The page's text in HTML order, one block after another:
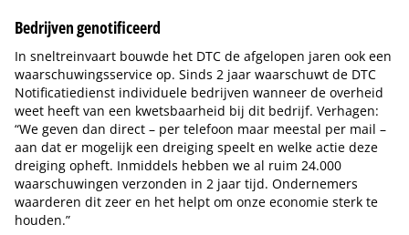
Bedrijven genotificeerd
In sneltreinvaart bouwde het DTC de afgelopen jaren ook een
waarschuwingsservice op. Sinds 2 jaar waarschuwt de DTC
Notificatiedienst individuele bedrijven wanneer de overheid
weet heeft van een kwetsbaarheid bij dit bedrijf. Verhagen:
“We geven dan direct – per telefoon maar meestal per mail –
aan dat er mogelijk een dreiging speelt en welke actie deze
dreiging opheft. Inmiddels hebben we al ruim 24.000
waarschuwingen verzonden in 2 jaar tijd. Ondernemers
waarderen dit zeer en het helpt om onze economie sterk te
houden.”